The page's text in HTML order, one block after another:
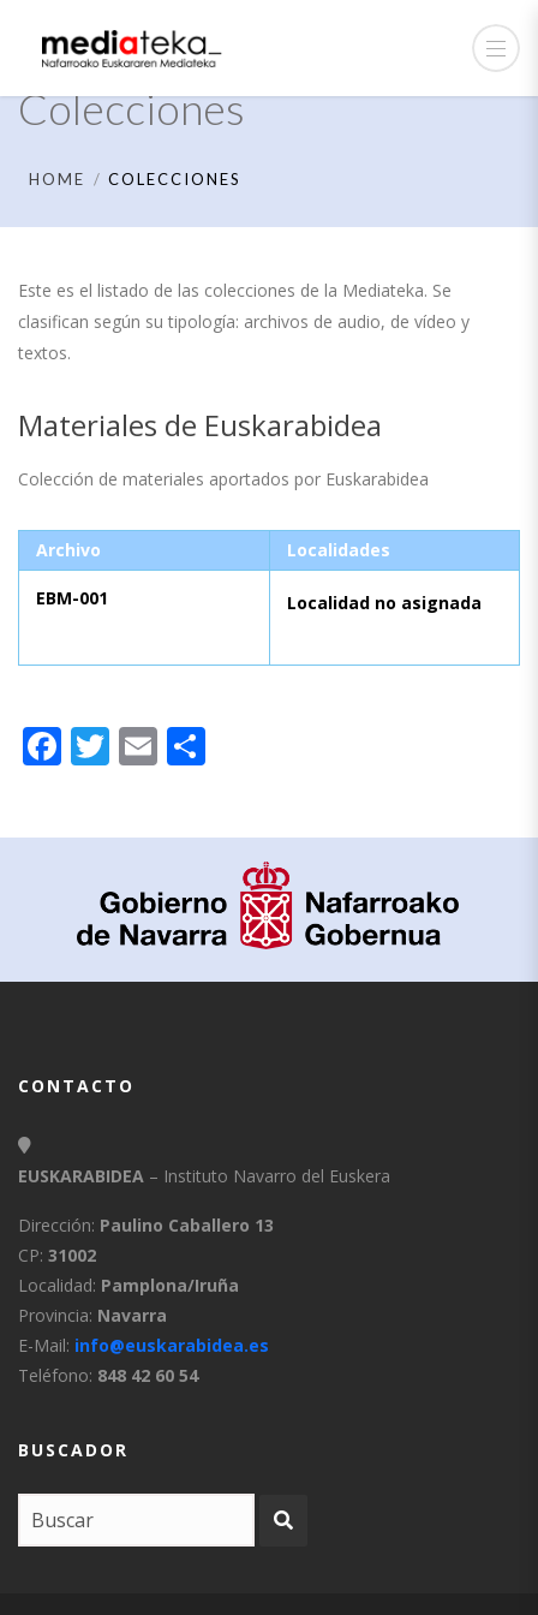
Colecciones
HOME COLECCIONES
Este es el listado de las colecciones de la Mediateka. Se
clasifican según su tipología: archivos de audio, de vídeo y
textos.
Materiales de Euskarabidea
Colección de materiales aportados por Euskarabidea
Archivo Localidades
EBM-001 Localidad no asignada
Facebook
Twitter
Email
CONTACTO
EUSKARABIDEA – Instituto Navarro del Euskera
Dirección: Paulino Caballero 13
CP: 31002
Localidad: Pamplona/Iruña
Provincia: Navarra
E-Mail: info@euskarabidea.es
Teléfono: 848 42 60 54
BUSCADOR